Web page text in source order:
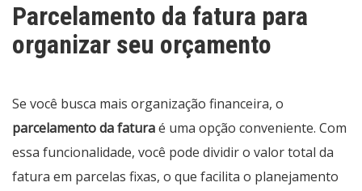
Parcelamento da fatura para
organizar seu orçamento
Se você busca mais organização financeira, o
parcelamento da faturaé uma opção conveniente. Com
essa funcionalidade, você pode dividir o valor total da
fatura em parcelas fixas, o que facilita o planejamento